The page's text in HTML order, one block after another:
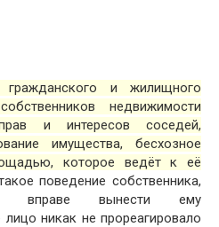
и жилищного
недвижимости
и интересов соседей,
имущества, бесхозное
которое ведёт к её
поведение собственника,
вправе вынести ему
никак не прореагировало